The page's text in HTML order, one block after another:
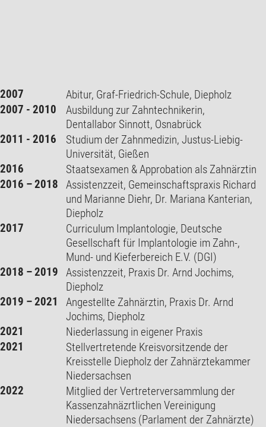
2007
Abitur, Graf-Friedrich-Schule, Diepholz
2007 - 2010
Ausbildung zur Zahntechnikerin,
Dentallabor Sinnott, Osnabrück
2011 - 2016
Studium der Zahnmedizin, Justus-Liebig-
Universität, Gießen
2016
Staatsexamen & Approbation als Zahnärztin
2016 – 2018
Assistenzzeit, Gemeinschaftspraxis Richard
und Marianne Diehr, Dr. Mariana Kanterian,
Diepholz
2017
Curriculum Implantologie, Deutsche
Gesellschaft für Implantologie im Zahn-,
Mund- und Kieferbereich E.V. (DGI)
2018 – 2019
Assistenzzeit, Praxis Dr. Arnd Jochims,
Diepholz
2019 – 2021
Angestellte Zahnärztin, Praxis Dr. Arnd
Jochims, Diepholz
2021
Niederlassung in eigener Praxis
2021
Stellvertretende Kreisvorsitzende der
Kreisstelle Diepholz der Zahnärztekammer
Niedersachsen
2022
Mitglied der Vertreterversammlung der
Kassenzahnäzrtlichen Vereinigung
Niedersachsens (Parlament der Zahnärzte)